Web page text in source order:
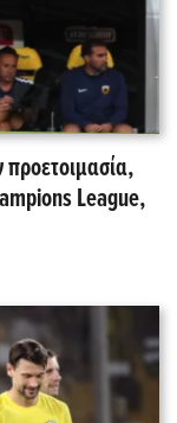
προετοιμασία,
League,